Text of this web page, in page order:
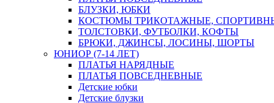
БЛУЗКИ, ЮБКИ
КОСТЮМЫ ТРИКОТАЖНЫЕ,
ТОЛСТОВКИ, ФУТБОЛКИ, КОФТЫ
БРЮКИ, ДЖИНСЫ, ЛОСИНЫ, ШОРТЫ
ЮНИОР (7-14 ЛЕТ)
ПЛАТЬЯ НАРЯДНЫЕ
ПЛАТЬЯ ПОВСЕДНЕВНЫЕ
Детские юбки
Детские блузки